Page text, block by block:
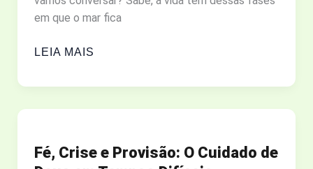
em que o mar fica
CUIDAR
DEMÊNCIA:
O
LEIA MAIS
Fé, Crise e Provisão: O Cuidado de